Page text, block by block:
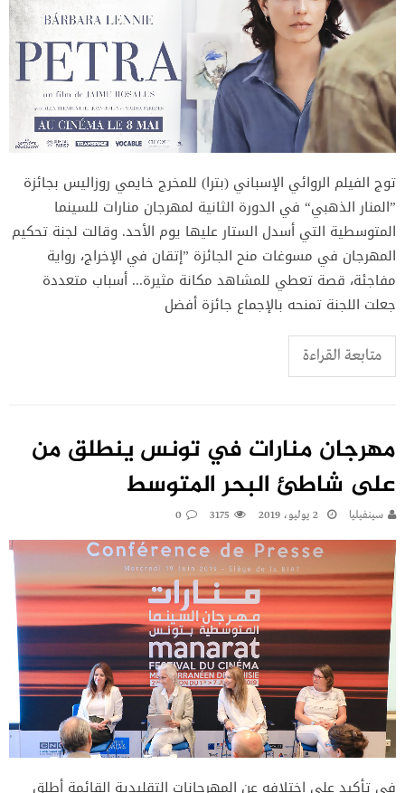
توج الفيلم الروائي الإسباني (بترا) للمخرج خايمي روزاليس بجائزة
”المنار الذهبي“ في الدورة الثانية لمهرجان منارات للسينما
المتوسطية التي أسدل الستار عليها يوم الأحد. وقالت لجنة تحكيم
المهرجان في مسوغات منح الجائزة ”إتقان في الإخراج، رواية
مفاجئة، قصة تعطي للمشاهد مكانة مثيرة... أسباب متعددة
جعلت اللجنة تمنحه بالإجماع جائزة أفضل
متابعة القراءة
مهرجان منارات في تونس ينطلق من
على شاطئ البحر المتوسط
سينفيليا 2 يوليو، 2019 3175
0
في تأكيد على اختلافه عن المهرجانات التقليدية القائمة أطلق